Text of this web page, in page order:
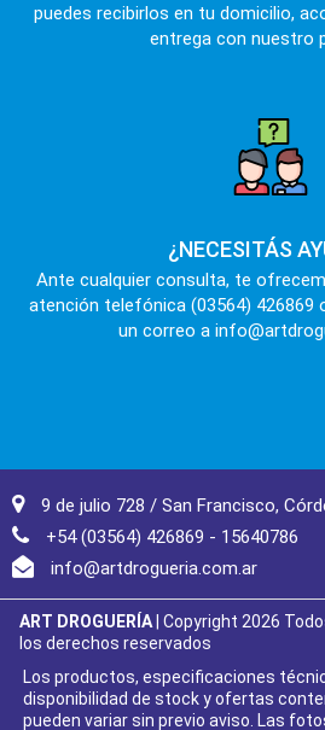
puedes recibirlos en tu domicilio,
entrega con nuestro
¿NECESITÁS
Ante cualquier consulta, te
atención telefónica (03564) 426869
un correo a
9 de julio 728 / San Francisco,
+54 (03564) 426869 - 15640786
info@artdrogueria.com.ar
ART DROGUERÍA | Copyright 2026
los derechos reservados
Los productos, especificaciones
disponibilidad de stock y ofertas
pueden variar sin previo aviso. Las